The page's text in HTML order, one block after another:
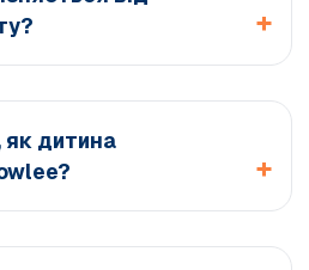
як дитина